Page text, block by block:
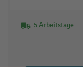
5 Arbeitstage